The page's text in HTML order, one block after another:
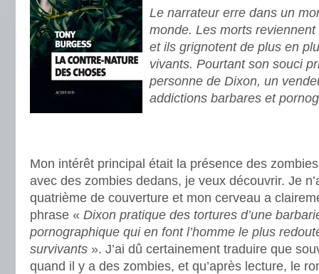
Le narrateur erre dans un
monde. Les morts
et ils grignotent de plus en
vivants. Pourtant son souci
personne de Dixon, un
addictions barbares et
Mon intérêt principal était la présence des
avec des zombies dedans, je veux découvrir. Je
quatrième de couverture et mon cerveau a
phrase « Dixon pratique des tortures d’une
pornographique qui en font l’homme le plus
survivants ». J’ai dû certainement traduire que
quand il y a des zombies, et qu’après lecture, le